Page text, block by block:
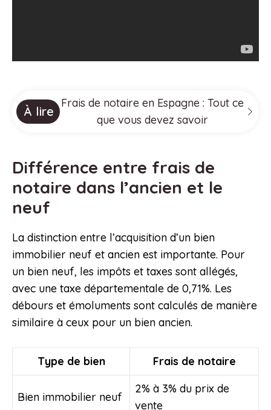
À lire
Frais de notaire en Espagne : Tout ce
que vous devez savoir
Différence entre frais de
notaire dans l’ancien et le
neuf
La distinction entre l’acquisition d’un bien
immobilier neuf et ancien est importante. Pour
un bien neuf, les impôts et taxes sont allégés,
avec une taxe départementale de 0,71%. Les
débours et émoluments sont calculés de manière
similaire à ceux pour un bien ancien.
Type de bien Frais de notaire
Bien immobilier neuf
2% à 3% du prix de
vente